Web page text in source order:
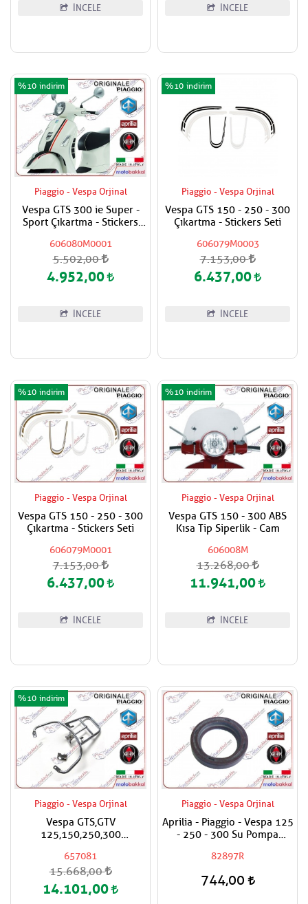
İNCELE İNCELE
Piaggio - Vespa Orjinal
Vespa GTS 300 ie Super -
Sport Çıkartma - Stickers
606080M0001
%10
5.502,00
4.952,00
İNCELE
Piaggio - Vespa Orjinal
Vespa GTS 150 - 250 - 300
Çıkartma - Stickers Seti
606079M0003
%10
7.153,00
6.437,00
İNCELE
Piaggio - Vespa Orjinal
Vespa GTS 150 - 250 - 300
Çıkartma - Stickers Seti
606079M0001
%10
7.153,00
6.437,00
İNCELE
Piaggio - Vespa Orjinal
Vespa GTS 150 - 300 ABS
Kısa Tip Siperlik - Cam
606008M
%10
13.268,00
11.941,00
İNCELE
Piaggio - Vespa Orjinal
Vespa GTS,GTV
125,150,250,300
Piaggio,Vespa Orjinal Çanta
Aparatı
657081
%10
15.668,00
14.101,00
Piaggio - Vespa Orjinal
Aprilia - Piaggio - Vespa 125
- 250 - 300 Su Pompa
82897R
744,00